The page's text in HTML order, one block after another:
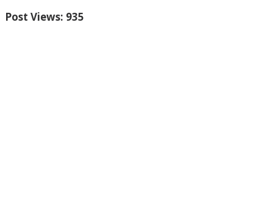
Post Views: 935